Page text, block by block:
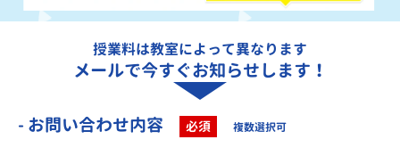
授業料は教室によって異なります
メールで今すぐお知らせします！
- お問い合わせ内容 必須 複数選択可